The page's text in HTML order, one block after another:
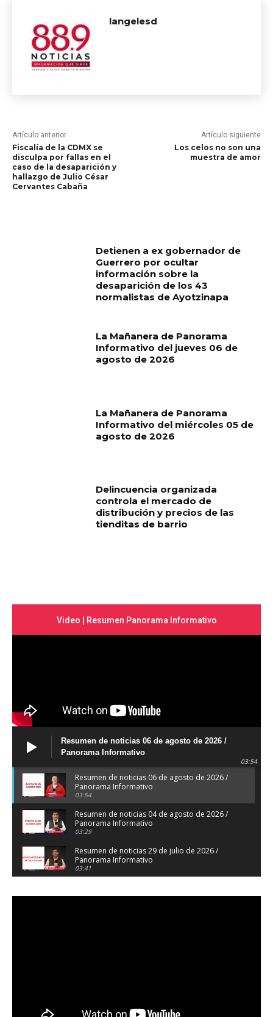
langelesd
Artículo anterior
Fiscalía de la CDMX se
disculpa por fallas en el
caso de la desaparición y
hallazgo de Julio César
Cervantes Cabaña
Artículo siguiente
Los celos no son una
muestra de amor
Detienen a ex gobernador de
Guerrero por ocultar
información sobre la
desaparición de los 43
normalistas de Ayotzinapa
La Mañanera de Panorama
Informativo del jueves 06 de
agosto de 2026
La Mañanera de Panorama
Informativo del miércoles 05 de
agosto de 2026
Delincuencia organizada
controla el mercado de
distribución y precios de las
tienditas de barrio
Video | Resumen Panorama Informativo
Resumen de noticias 06 de agosto de 2026 /
Panorama Informativo
03:54
Resumen de noticias 06 de agosto de 2026 /
Panorama Informativo
03:54
Resumen de noticias 04 de agosto de 2026 /
Panorama Informativo
03:29
Resumen de noticias 29 de julio de 2026 /
Panorama Informativo
03:41
Panorama Informativo